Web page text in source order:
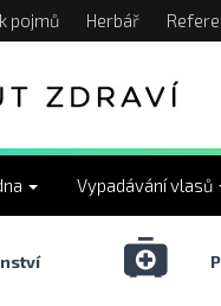
pojmů Herbář
Vypadávání vlasů